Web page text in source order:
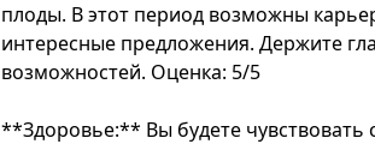
плоды. В этот период возможны
интересные предложения. Держите
возможностей. Оценка: 5/5
**Здоровье:** Вы будете чувствовать